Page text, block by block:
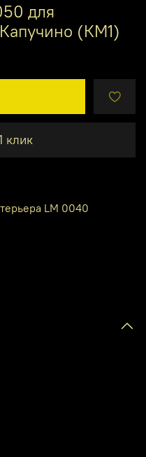
для
(КМ1)
клик
LM 0040